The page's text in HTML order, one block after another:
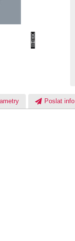
Poslat info